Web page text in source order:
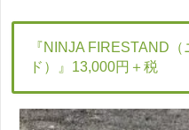
『NINJA FIRESTAND
ド）』13,000円＋税